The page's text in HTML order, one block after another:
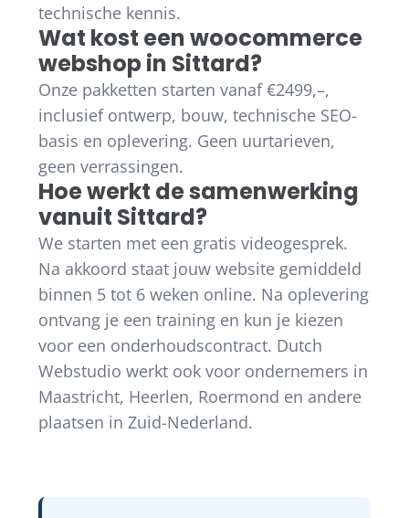
technische kennis.
Wat kost een woocommerce
webshop in Sittard?
Onze pakketten starten vanaf €2499,–,
inclusief ontwerp, bouw, technische SEO-
basis en oplevering. Geen uurtarieven,
geen verrassingen.
Hoe werkt de samenwerking
vanuit Sittard?
We starten met een gratis videogesprek.
Na akkoord staat jouw website gemiddeld
binnen 5 tot 6 weken online. Na oplevering
ontvang je een training en kun je kiezen
voor een onderhoudscontract. Dutch
Webstudio werkt ook voor ondernemers in
Maastricht, Heerlen, Roermond en andere
plaatsen in Zuid-Nederland.